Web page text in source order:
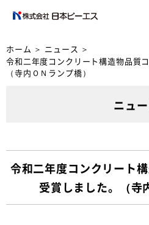
ホーム ＞ ニュース ＞
令和二年度コンクリート構造物品質
（寺内ＯＮランプ橋）
ニュ
令和二年度コンクリート
受賞しました。（寺